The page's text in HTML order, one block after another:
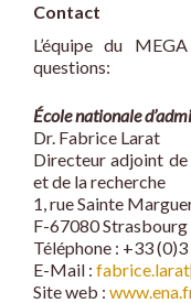
Contact
L’équipe du
questions:
École nationale
Dr. Fabrice Larat
Directeur adjoint
et de la recherche
1, rue Sainte
F-67080 Strasbourg
Téléphone : +33
E-Mail :
Site web :